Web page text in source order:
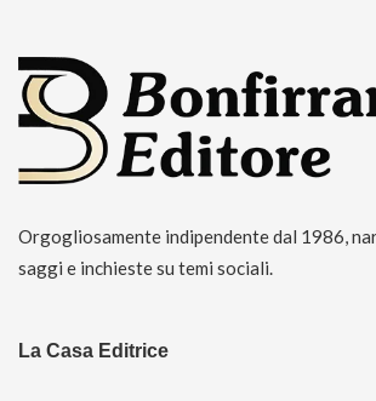
Orgogliosamente indipendente dal 1986,
saggi e inchieste su temi sociali.
La Casa Editrice